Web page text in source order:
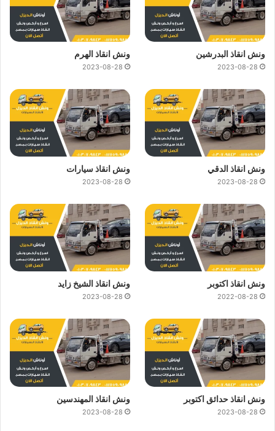
ونش انقاذ البدرشين
2023-08-28
ونش انقاذ الهرم
2023-08-28
ونش انقاذ الدقي
2023-08-28
ونش انقاذ سيارات
2023-08-28
ونش انقاذ اكتوبر
2022-08-28
ونش انقاذ الشيخ زايد
2023-08-28
ونش انقاذ حدائق اكتوبر
2023-08-28
ونش انقاذ المهندسين
2023-08-28